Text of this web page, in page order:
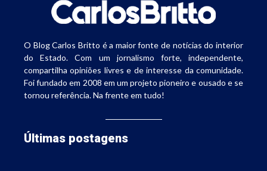
O Blog Carlos Britto é a maior fonte de notícias do interior
do Estado. Com um jornalismo forte, independente,
compartilha opiniões livres e de interesse da comunidade.
Foi fundado em 2008 em um projeto pioneiro e ousado e se
tornou referência. Na frente em tudo!
Últimas postagens